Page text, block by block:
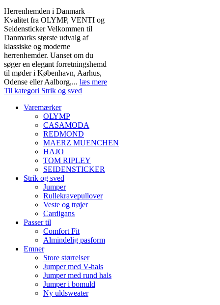
Herrenhemden i Danmark –
Kvalitet fra OLYMP, VENTI og
Seidensticker Velkommen til
Danmarks største udvalg af
klassiske og moderne
herrenhemder. Uanset om du
søger en elegant forretningshemd
til møder i København, Aarhus,
Odense eller Aalborg,... læs mere
Til kategori Strik og sved
Varemærker
OLYMP
CASAMODA
REDMOND
MAERZ MUENCHEN
HAJO
TOM RIPLEY
SEIDENSTICKER
Strik og sved
Jumper
Rullekravepullover
Veste og trøjer
Cardigans
Passer til
Comfort Fit
Almindelig pasform
Emner
Store størrelser
Jumper med V-hals
Jumper med rund hals
Jumper i bomuld
Ny uldsweater